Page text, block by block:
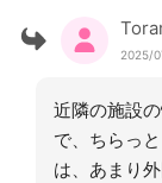
2025/
近隣の施設
で、ちらっ
は、あまり